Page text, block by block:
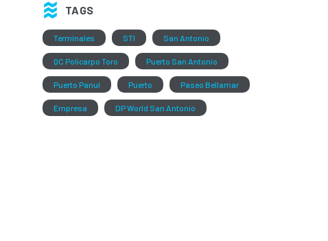
TAGS
Terminales STI San Antonio
QC Policarpo Toro Puerto San Antonio
Puerto Panul Puerto Paseo Bellamar
Empresa DP World San Antonio